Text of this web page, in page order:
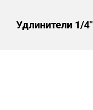
Удлинители 1/4"